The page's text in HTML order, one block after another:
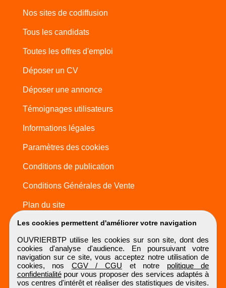
Les cookies permettent d'améliorer votre navigation
OUVRIERBTP utilise les cookies sur son site, dont des
cookies d'analyse d'audience. En poursuivant votre
navigation sur ce site, vous acceptez notre utilisation de
cookies, nos CGV / CGU et notre politique de
confidentialitépour vous proposer des services adaptés à
vos centres d'intérêt et réaliser des statistiques de visites.
Nos sites de codiffusion
Tous les candidats
Toutes les offres d'emploi
Déposer un CV
Déposer une annonce
Témoignages utilisateurs
Informations légales
Paramètres des cookies
Conditions de publication
Conditions Générales de Vente
Plan du site